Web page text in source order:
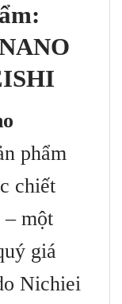
phẩm
chiết
một
giá
Nichiei